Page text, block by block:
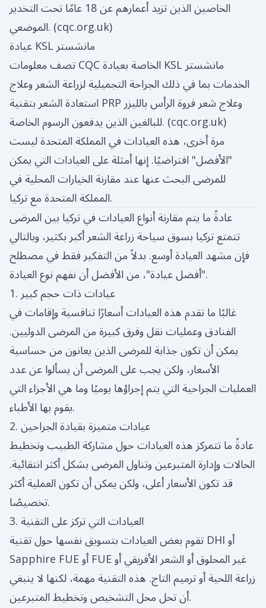
الخاصين الذين تزيد أعمارهم عن 18 عامًا تحت التخدير
الموضعي. (cqc.org.uk)
عيادة KSL مانشستر
تصف معلومات CQC الخاصة بعيادة KSL مانشستر
الخدمات بما في ذلك الجراحة التجميلية لزراعة الشعر وعلاج
استعادة الشعر بتقنية PRP وعلاج شعر فروة الرأس بالليزر
للبالغين الذين يدفعون الرسوم الخاصة. (cqc.org.uk)
مرة أخرى، هذه العيادات في المملكة المتحدة ليست
"الأفضل" افتراضيًا. إنها أمثلة على العيادات التي يمكن
للمرضى البحث عنها عند مقارنة الخيارات المحلية في
المملكة المتحدة مع تركيا.
عادةً ما يتم مقارنة أنواع العيادات في تركيا بين المرضى
تتمتع تركيا بسوق سياحة زراعة الشعر أكبر بكثير، وبالتالي
فإن مشهد العيادة أوسع. بدلاً من التفكير فقط في مصطلح
"أفضل عيادة"، من الأفضل أن نفهم نوع العيادة.
1. عيادات ذات حجم كبير
غالبًا ما تقدم هذه العيادات أسعارًا تنافسية وإقامات في
الفنادق وعمليات نقل وفرق كبيرة من المرضى الدوليين.
يمكن أن تكون جذابة للمرضى الذين يعانون من حساسية
الأسعار، ولكن يجب على المرضى أن يسألوا عن عدد
العمليات الجراحية التي يتم إجراؤها يوميًا وما هي الأجزاء التي
يقوم بها الأطباء.
2. عيادات متميزة بقيادة الجراحين
عادةً ما تتمركز هذه العيادات حول مشاركة الطبيب وتخطيط
الحالات وإدارة المتبرعين وتناول المرضى بشكل أكثر انتقائية.
قد تكون الأسعار أعلى، ولكن يمكن أن تكون العملية أكثر
تخصيصًا.
3. العيادات التي تركز على التقنية
تقوم بعض العيادات بتسويق نفسها حول تقنية DHI أو
Sapphire FUE أو FUE غير المحلوق أو الشعر الأفريقي أو
زراعة اللحية أو ترميم التاج. هذه التقنية مهمة، لكنها لا ينبغي
أن تحل محل التشخيص وتخطيط المتبرعين.